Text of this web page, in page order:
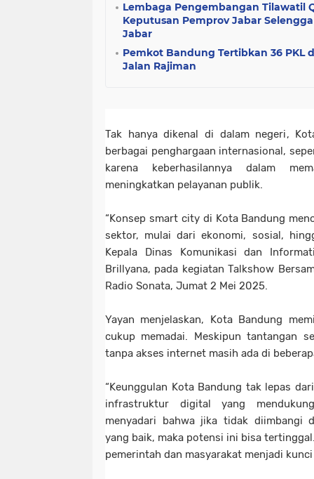
Lembaga Pengembangan Tilawatil
Keputusan Pemprov Jabar
Jabar
Pemkot Bandung Tertibkan 36 PKL
Jalan Rajiman
Tak hanya dikenal di dalam negeri,
berbagai penghargaan internasional,
karena keberhasilannya dalam
meningkatkan pelayanan publik.
“Konsep smart city di Kota Bandung
sektor, mulai dari ekonomi, sosial,
Kepala Dinas Komunikasi dan
Brillyana, pada kegiatan Talkshow
Radio Sonata, Jumat 2 Mei 2025.
Yayan menjelaskan, Kota Bandung
cukup memadai. Meskipun tantangan
tanpa akses internet masih ada di
“Keunggulan Kota Bandung tak lepas
infrastruktur digital yang
menyadari bahwa jika tidak diimbangi
yang baik, maka potensi ini bisa
pemerintah dan masyarakat menjadi